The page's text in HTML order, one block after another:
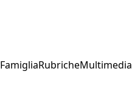
FamigliaRubricheMultimedia